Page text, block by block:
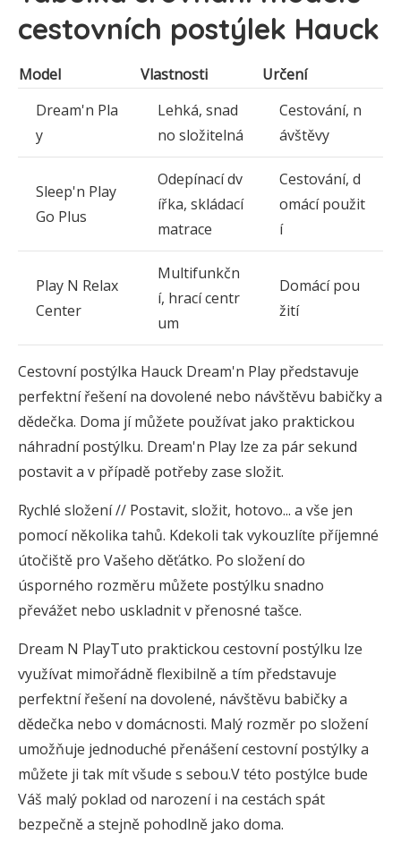
cestovních postýlek Hauck
Model Vlastnosti
Určení
Dream'n Pla
y
Lehká, snad
no složitelná
Cestování, n
ávštěvy
Sleep'n Play
Go Plus
Odepínací dv
ířka, skládací
matrace
Cestování, d
omácí použit
í
Play N Relax
Center
Multifunkčn
í, hrací centr
um
Domácí pou
žití
Cestovní postýlka Hauck Dream'n Play představuje
perfektní řešení na dovolené nebo návštěvu babičky a
dědečka. Doma jí můžete používat jako praktickou
náhradní postýlku. Dream'n Play lze za pár sekund
postavit a v případě potřeby zase složit.
Rychlé složení // Postavit, složit, hotovo... a vše jen
pomocí několika tahů. Kdekoli tak vykouzlíte příjemné
útočiště pro Vašeho děťátko. Po složení do
úsporného rozměru můžete postýlku snadno
převážet nebo uskladnit v přenosné tašce.
Dream N PlayTuto praktickou cestovní postýlku lze
využívat mimořádně flexibilně a tím představuje
perfektní řešení na dovolené, návštěvu babičky a
dědečka nebo v domácnosti. Malý rozměr po složení
umožňuje jednoduché přenášení cestovní postýlky a
můžete ji tak mít všude s sebou.V této postýlce bude
Váš malý poklad od narození i na cestách spát
bezpečně a stejně pohodlně jako doma.